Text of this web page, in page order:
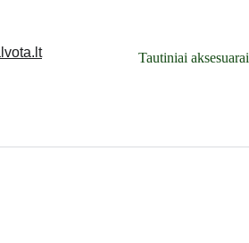
Tautiniai aksesuarai